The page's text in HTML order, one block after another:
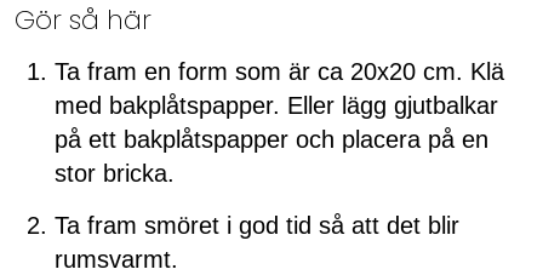
Gör så här
Ta fram en form som är ca 20x20 cm. Klä
med bakplåtspapper. Eller lägg gjutbalkar
på ett bakplåtspapper och placera på en
stor bricka.
Ta fram smöret i god tid så att det blir
rumsvarmt.